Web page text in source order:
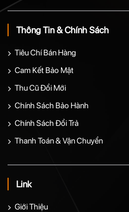
Thông Tin & Chính Sách
Tiêu Chí Bán Hàng
Cam Kết Bảo Mật
Thu Cũ Đổi Mới
Chính Sách Bảo Hành
Chính Sách Đổi Trả
Thanh Toán & Vận Chuyển
Link
Giới Thiệu